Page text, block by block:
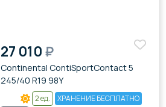
27 010₽
Continental ContiSportContact 5
245/40 R19 98Y
2 ед.
ХРАНЕНИЕ БЕСПЛАТНО